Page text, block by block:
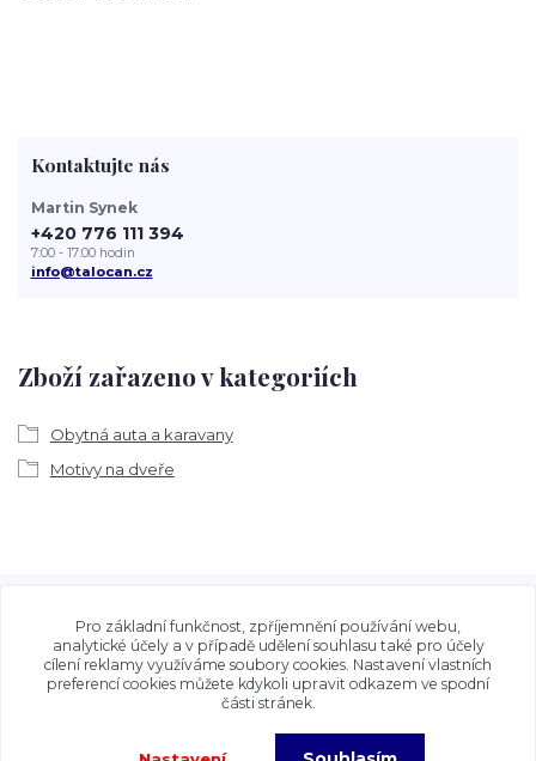
Zboží zařazeno v kategoriích
Obytná auta a karavany
Motivy na dveře
Kontaktujte nás
Martin Synek
+420 776 111 394
7:00 - 17:00 hodin
info@talocan.cz
obsah zveřejněný na stránkách Talocan.cz a
CeskeSamolepky.cz jsou chráněny autorským právem. Jejich
použití bez předchozího písemného souhlasu provozovatele
je zakázáno.
Pro základní funkčnost, zpříjemnění používání webu,
analytické účely a v případě udělení souhlasu také pro účely
cílení reklamy využíváme soubory cookies. Nastavení vlastních
preferencí cookies můžete kdykoli upravit odkazem ve spodní
části stránek.